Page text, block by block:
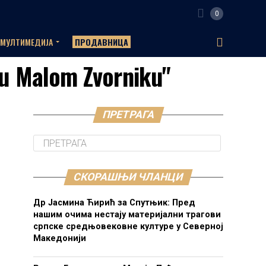
0
МУЛТИМЕДИЈА ПРОДАВНИЦА
Malom Zvorniku"
ПРЕТРАГА
СКОРАШЊИ ЧЛАНЦИ
Др Јасмина Ћирић за Спутњик: Пред
нашим очима нестају материјални трагови
српске средњовековне културе у Северној
Македонији